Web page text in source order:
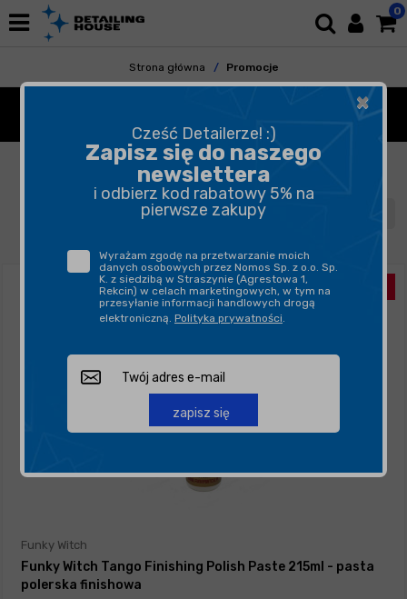
0
Strona główna Promocje
FILTROWANIE SORTUJ
1
Funky Witch
Funky Witch Tango Finishing Polish Paste 215ml - pasta
polerska finishowa
×
Cześć Detailerze! :)
Zapisz się do naszego
newslettera
i odbierz kod rabatowy 5% na
pierwsze zakupy
Wyrażam zgodę na przetwarzanie moich
danych osobowych przez Nomos Sp. z o.o. Sp.
K. z siedzibą w Straszynie (Agrestowa 1,
Rekcin) w celach marketingowych, w tym na
przesyłanie informacji handlowych drogą
elektroniczną. Polityka prywatności.
zapisz się